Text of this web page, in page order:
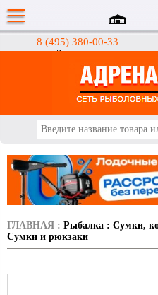
8 (495) 380-00-33
Интернет-магазин
ГЛАВНАЯ : Рыбалка : Сумки,
Сумки и рюкзаки